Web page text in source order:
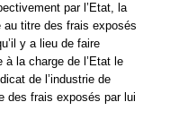
par l’Etat, la
titre des frais exposés
y a lieu de faire
la charge de l’Etat le
de l’industrie de
des frais exposés par lui